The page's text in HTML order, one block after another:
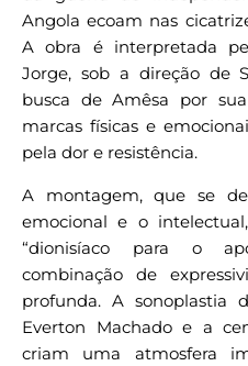
Angola ecoam nas
A obra é interpretada
Jorge, sob a direção de
busca de Amêsa por
marcas físicas e
pela dor e resistência.
A montagem, que se
emocional e o
“dionisíaco para o
combinação de
profunda. A sonoplastia
Everton Machado e a
criam uma atmosfera